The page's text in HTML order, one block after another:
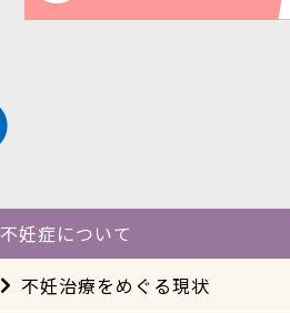
不妊症について
不妊治療をめぐる現状